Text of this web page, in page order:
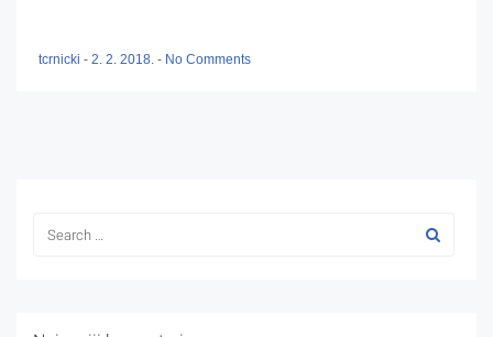
tcrnicki - 2. 2. 2018. - No Comments